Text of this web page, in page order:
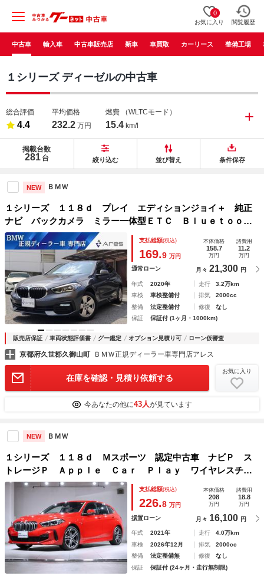
0
お気に入り 閲覧履歴
中古車 輸入車 中古車販売店 新車 車買取 カーリース 整備工場
１シリーズ ディーゼルの中古車
総合評価
4.4
平均価格
232.2 万円
燃費 （WLTCモード）
15.4 km/l
掲載台数
281 台 絞り込む 並び替え 条件保存
NEW ＢＭＷ
１シリーズ １１８ｄ プレイ エディションジョイ＋ 純正
ナビ バックカメラ ミラー一体型ＥＴＣ Ｂｌｕｅｔｏｏｔ
ｈ 電動シート インテリジェントセーフティ オートマチッ
クハイビーム パーキングアシスト ＬＥＤ スマートキー
純正１６インチアルミホイール
支払総額(税込)
169.9 万円
本体価格
158.7
万円
諸費用
11.2
万円
通常ローン 月々 21,300 円
年式 2020年 走行
3.2万km
車検
車検整備付 排気
2000cc
整備
法定整備付 修復
なし
保証
保証付 (1ヶ月・1000km)
販売店保証 車両状態評価書 グー鑑定 オプション見積り可 ローン仮審査
京都府久世郡久御山町 ＢＭＷ正規ディーラー車専門店アレス
在庫を確認・見積り依頼する
お気に入り
今あなたの他に43人が見ています
NEW ＢＭＷ
１シリーズ １１８ｄ Ｍスポーツ 認定中古車 ナビＰ ス
トレージＰ Ａｐｐｌｅ Ｃａｒ Ｐｌａｙ ワイヤレスチャ
ージング オートトランク ドライビングアシスト アクティ
ブクルーズ トランクキック開閉レス １８ＡＷ
支払総額(税込)
226.8 万円
本体価格
208
万円
諸費用
18.8
万円
据置ローン 月々 16,100 円
年式 2021年 走行
4.0万km
車検
2026年12月 排気
2000cc
整備
法定整備無 修復
なし
保証
保証付 (24ヶ月・走行無制限)